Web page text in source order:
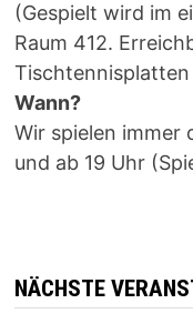
(Gespielt wird im
Raum 412.
Wann?
Wir spielen immer
und ab 19 Uhr
NÄCHSTE